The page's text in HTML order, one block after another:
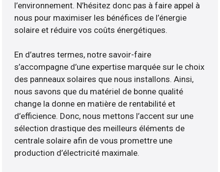
l’environnement. N’hésitez donc pas à faire appel à
nous pour maximiser les bénéfices de l’énergie
solaire et réduire vos coûts énergétiques.
En d’autres termes, notre savoir-faire
s’accompagne d’une expertise marquée sur le choix
des panneaux solaires que nous installons. Ainsi,
nous savons que du matériel de bonne qualité
change la donne en matière de rentabilité et
d’efficience. Donc, nous mettons l’accent sur une
sélection drastique des meilleurs éléments de
centrale solaire afin de vous promettre une
production d’électricité maximale.